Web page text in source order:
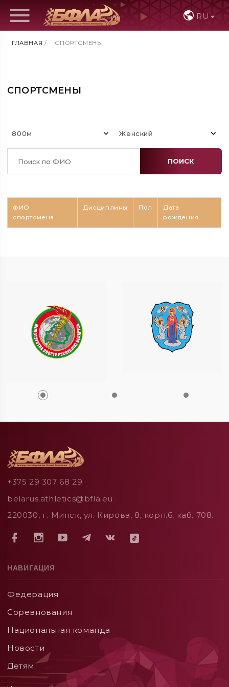
RU
ГЛАВНАЯ / СПОРТСМЕНЫ
СПОРТСМЕНЫ
800м Женский
ПОИСК
ФИО
спортсмена
Дисциплины Пол
Дата
рождения
+375 29 307 68 29
belarus.athletics@bfla.eu
220030, г. Минск, ул. Кирова, 8, корп.6, каб. 708.
НАВИГАЦИЯ
Федерация
Соревнования
Национальная команда
Новости
Детям